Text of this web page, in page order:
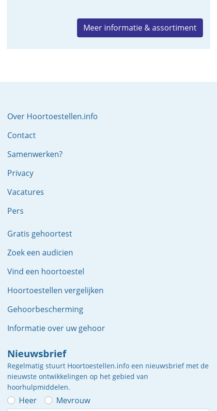
Meer informatie & assortiment
Over Hoortoestellen.info
Contact
Samenwerken?
Privacy
Vacatures
Pers
Gratis gehoortest
Zoek een audicien
Vind een hoortoestel
Hoortoestellen vergelijken
Gehoorbescherming
Informatie over uw gehoor
Nieuwsbrief
Regelmatig stuurt Hoortoestellen.info een nieuwsbrief met de
nieuwste ontwikkelingen op het gebied van
hoorhulpmiddelen.
Heer Mevrouw